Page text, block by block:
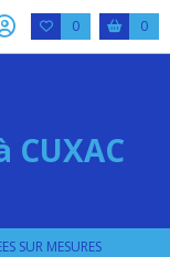
0 0
CUXAC
SUR MESURES